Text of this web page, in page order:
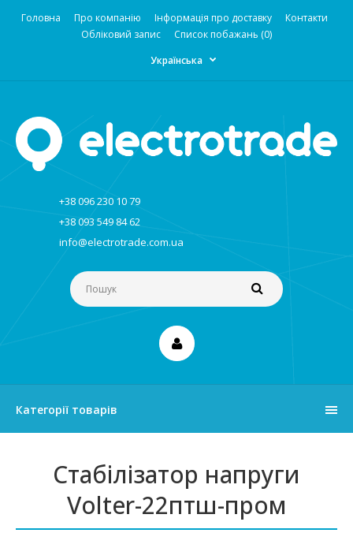
Головна Про компанію Інформація про доставку
Контакти
Обліковий запис
Список побажань (0)
Українська
+38 096 230 10 79
+38 093 549 84 62
info@electrotrade.com.ua
Категорії товарів
Стабілізатор напруги
Volter-22птш-пром